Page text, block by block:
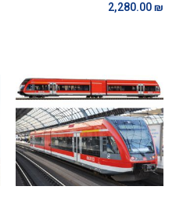
2,280.00₪